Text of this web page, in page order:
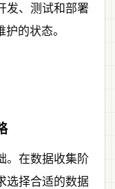
发、测试和部署
的状态。
。在数据收集阶
选择合适的数据